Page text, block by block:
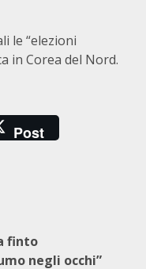
le “elezioni
in Corea del Nord.
Post
finto
negli occhi”